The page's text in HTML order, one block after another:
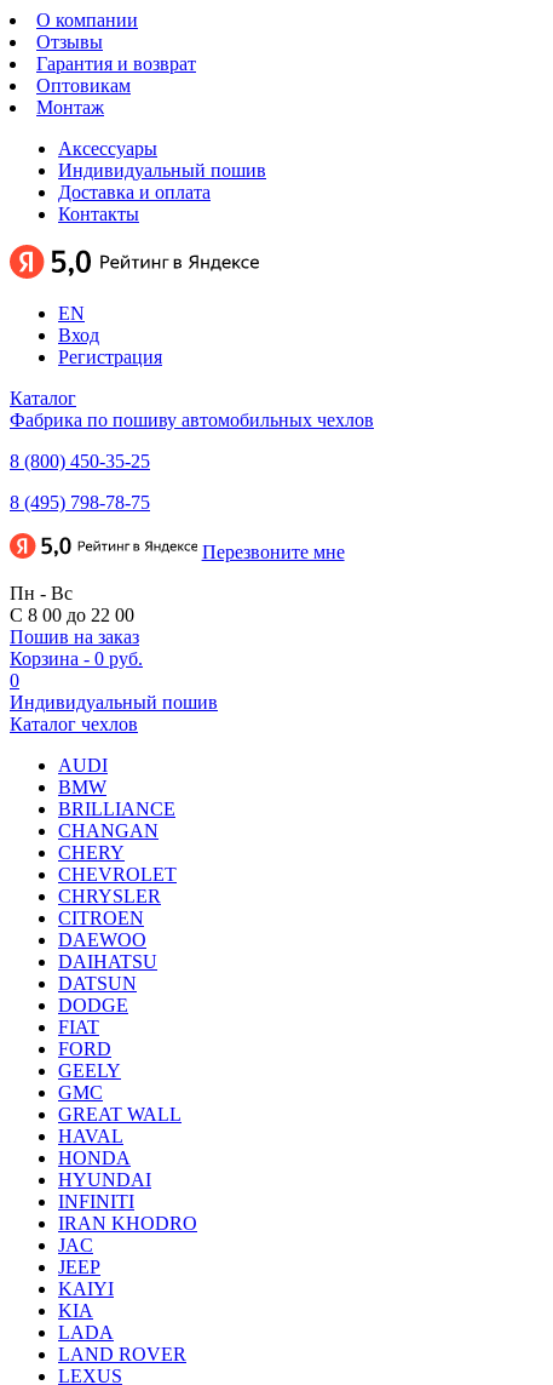
О компании
Отзывы
Гарантия и возврат
Оптовикам
Монтаж
Аксессуары
Индивидуальный пошив
Доставка и оплата
Контакты
EN
Вход
Регистрация
Каталог
Фабрика по пошиву автомобильных чехлов
8 (800) 450-35-25
8 (495) 798-78-75
Перезвоните мне
Пн - Вс
С 8 00 до 22 00
Пошив на заказ
Корзина - 0 руб.
0
Индивидуальный пошив
Каталог чехлов
AUDI
BMW
BRILLIANCE
CHANGAN
CHERY
CHEVROLET
CHRYSLER
CITROEN
DAEWOO
DAIHATSU
DATSUN
DODGE
FIAT
FORD
GEELY
GMC
GREAT WALL
HAVAL
HONDA
HYUNDAI
INFINITI
IRAN KHODRO
JAC
JEEP
KAIYI
KIA
LADA
LAND ROVER
LEXUS